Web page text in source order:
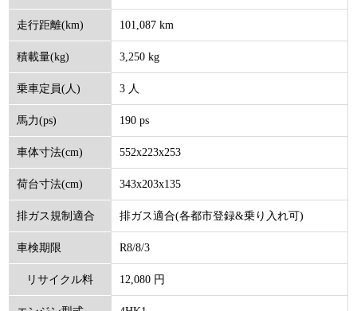
走行距離(km) 101,087 km
積載量(kg) 3,250 kg
乗車定員(人) 3 人
馬力(ps) 190 ps
車体寸法(cm) 552x223x253
荷台寸法(cm) 343x203x135
排ガス規制適合 排ガス適合(各都市登録&乗り入れ可)
車検期限 R8/8/3
リサイクル料 12,080 円